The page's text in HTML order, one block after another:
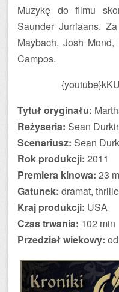
Muzykę do filmu
Saunder Jurriaans.
Maybach, Josh
Campos.
Tytuł oryginału:
Reżyseria: Sean
Scenariusz: Sean
Rok produkcji: 2011
Premiera kinowa: 23
Gatunek: dramat,
Kraj produkcji: USA
Czas trwania: 102 min
Przedział wiekowy: